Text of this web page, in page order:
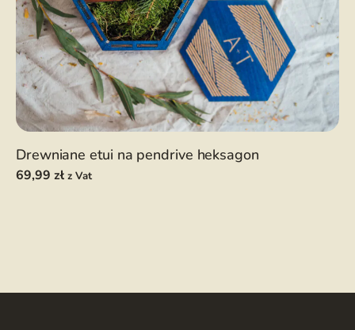
Drewniane etui na pendrive heksagon
69,99 zł z Vat